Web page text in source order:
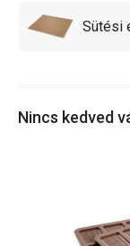
Sütési
Nincs kedved